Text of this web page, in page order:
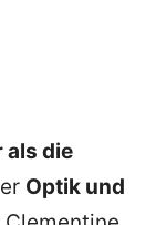
als die
Optik und